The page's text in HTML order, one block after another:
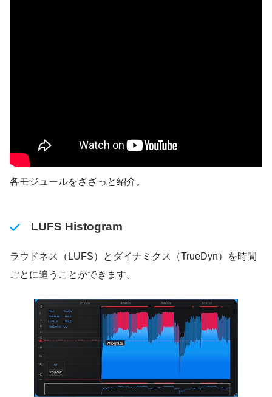
各モジュールをざざっと紹介。
LUFS Histogram
ラウドネス（LUFS）とダイナミクス（TrueDyn）を時間
ごとに追うことができます。